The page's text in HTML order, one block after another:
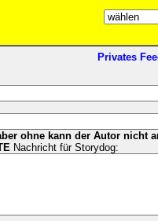
Privates
ohne kann der Autor nicht
Nachricht für Storydog: